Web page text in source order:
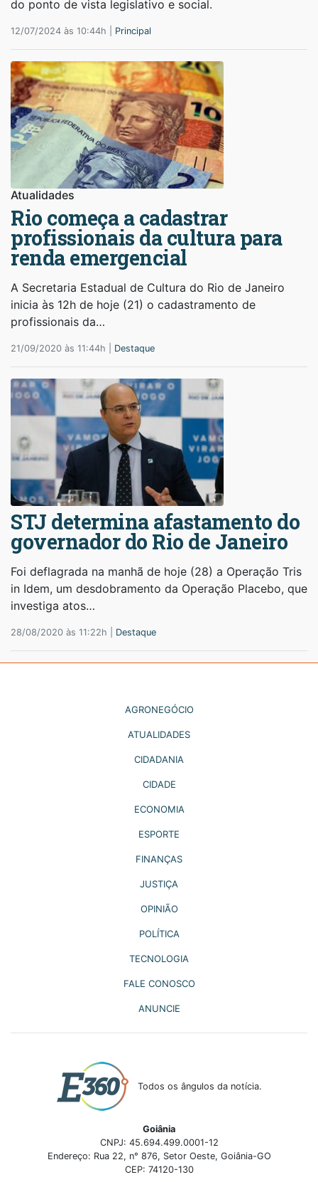
do ponto de vista legislativo e social.
12/07/2024 às 10:44h | Principal
Atualidades
Rio começa a cadastrar
profissionais da cultura para
renda emergencial
A Secretaria Estadual de Cultura do Rio de Janeiro
inicia às 12h de hoje (21) o cadastramento de
profissionais da…
21/09/2020 às 11:44h | Destaque
STJ determina afastamento do
governador do Rio de Janeiro
Foi deflagrada na manhã de hoje (28) a Operação Tris
in Idem, um desdobramento da Operação Placebo, que
investiga atos…
28/08/2020 às 11:22h | Destaque
AGRONEGÓCIO
ATUALIDADES
CIDADANIA
CIDADE
ECONOMIA
ESPORTE
FINANÇAS
JUSTIÇA
OPINIÃO
POLÍTICA
TECNOLOGIA
FALE CONOSCO
ANUNCIE
Todos os ângulos da notícia.
Goiânia
CNPJ: 45.694.499.0001-12
Endereço: Rua 22, n° 876, Setor Oeste, Goiânia-GO
CEP: 74120-130